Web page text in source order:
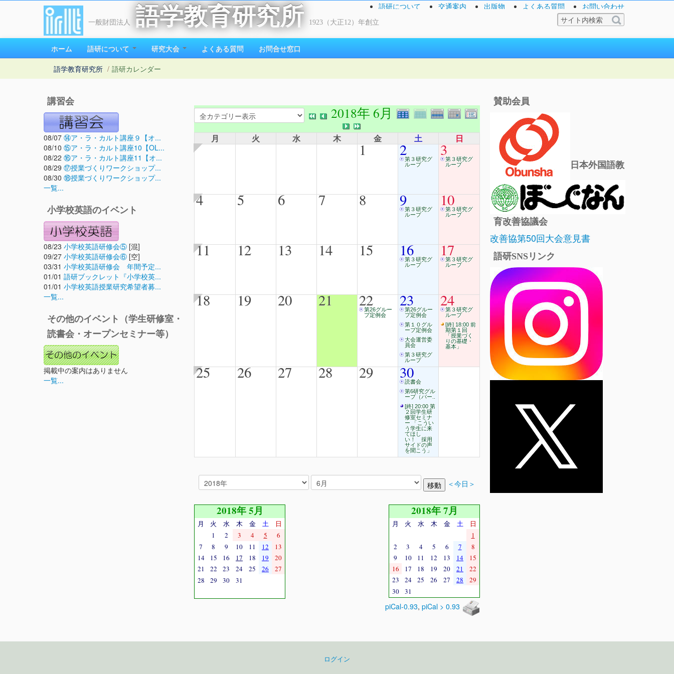
一般財団法人 語学教育研究所 1923（大正12）年創立
語研について 交通案内 出版物 よくある質問 お問い合わせ
ホーム 語研について 研究大会 よくある質問 お問合せ窓口
語学教育研究所 / 語研カレンダー
講習会
08/07 ⑭ア・ラ・カルト講座９【オ...
08/10 ⑮ア・ラ・カルト講座10【OL...
08/22 ⑯ア・ラ・カルト講座11【オ...
08/29 ⑰授業づくりワークショップ...
08/30 ⑱授業づくりワークショップ...
一覧...
小学校英語のイベント
08/23 小学校英語研修会⑤ [混]
09/27 小学校英語研修会⑥ [空]
03/31 小学校英語研修会 年間予定...
01/01 語研ブックレット『小学校英...
01/01 小学校英語授業研究希望者募...
一覧...
その他のイベント（学生研修室・
読書会・オープンセミナー等）
掲載中の案内はありません
一覧...
2018年 6月
月 火 水 木 金 土 日
1 2第３研究グ
ループ
3第３研究グ
ループ
4 5 6 7 8 9第３研究グ
ループ
10
第３研究グ
ループ
11 12 13 14 15 16
第３研究グ
ループ
17
第３研究グ
ループ
18 19 20 21 22
第26グルー
プ定例会
23
第26グルー
プ定例会
第１０グル
ープ定例会
大会運営委
員会
第３研究グ
ループ
24
第３研究グ
ループ
[終] 18:00 前
期第１回
「授業づく
りの基礎・
基本」
25 26 27 28 29 30
読書会
第6研究グル
ープ（パー..
[終] 20:00 第
２回学生研
修室セミナ
ー 「こうい
う学生に来
てほし
い！ 採用
サイドの声
を聞こう」
＜今日＞
2018年 5月
月 火 水 木 金 土
日
1
2 3 4 5
6
7
8 9 10 11 12
13
14
15 16 17 18 19
20
21
22 23 24 25 26
27
28
29 30 31
2018年 7月
月 火 水 木 金 土
日
1
2
3 4 5 6 7
8
9
10 11 12 13 14
15
16
17 18 19 20 21
22
23
24 25 26 27 28
29
30
31
piCal-0.93, piCal > 0.93
賛助会員
日本外国語教
育改善協議会
改善協第50回大会意見書
語研SNSリンク
ログイン